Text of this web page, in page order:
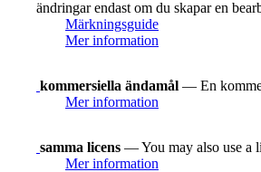
ändringar endast om du skapar en
Märkningsguide
Mer information
kommersiella ändamål — En
Mer information
samma licens — You may also use a
Mer information